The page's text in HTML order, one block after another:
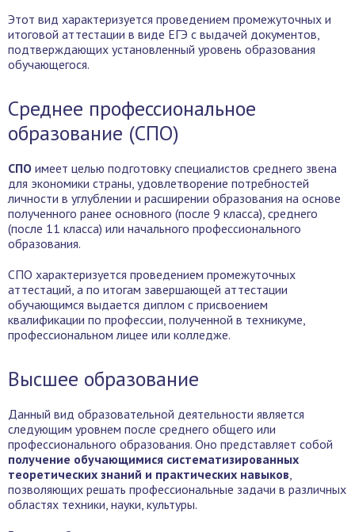
Этот вид характеризуется проведением промежуточных и
итоговой аттестации в виде ЕГЭ с выдачей документов,
подтверждающих установленный уровень образования
обучающегося.
Среднее профессиональное
образование (СПО)
СПО имеет целью подготовку специалистов среднего звена
для экономики страны, удовлетворение потребностей
личности в углублении и расширении образования на основе
полученного ранее основного (после 9 класса), среднего
(после 11 класса) или начального профессионального
образования.
СПО характеризуется проведением промежуточных
аттестаций, а по итогам завершающей аттестации
обучающимся выдается диплом с присвоением
квалификации по профессии, полученной в техникуме,
профессиональном лицее или колледже.
Высшее образование
Данный вид образовательной деятельности является
следующим уровнем после среднего общего или
профессионального образования. Оно представляет собой
получение обучающимися систематизированных
теоретических знаний и практических навыков,
позволяющих решать профессиональные задачи в различных
областях техники, науки, культуры.